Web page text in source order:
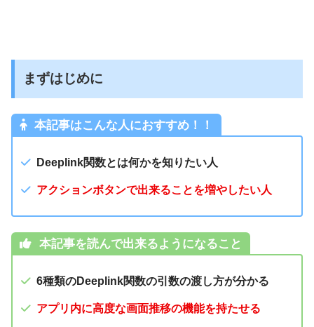
まずはじめに
本記事はこんな人におすすめ！！
Deeplink関数とは何かを知りたい人
アクションボタンで出来ることを増やしたい人
本記事を読んで出来るようになること
6種類のDeeplink関数の引数の渡し方が分かる
アプリ内に高度な画面推移の機能を持たせる